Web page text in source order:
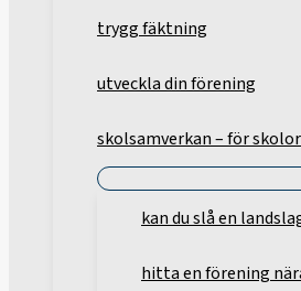
trygg fäktning
utveckla din förening
skolsamverkan – för
kan du slå en
hitta en förening